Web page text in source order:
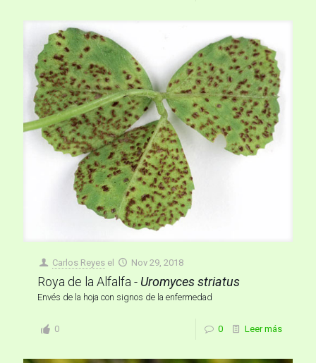
Carlos Reyes el Nov 29, 2018
Roya de la Alfalfa - Uromyces striatus
Envés de la hoja con signos de la enfermedad
0 0 Leer más